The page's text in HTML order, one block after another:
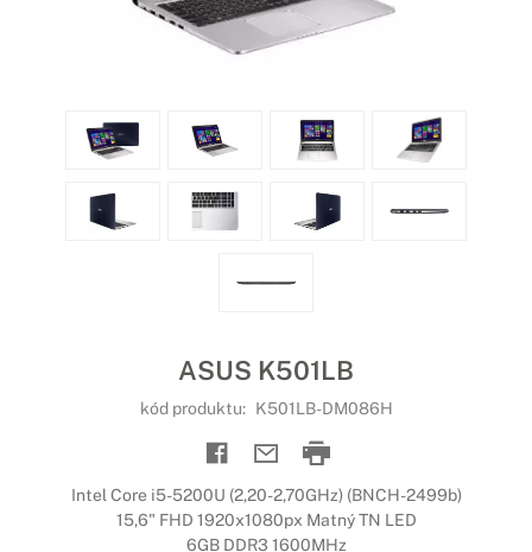
ASUS K501LB
kód produktu: K501LB-DM086H
Intel Core i5-5200U (2,20-2,70GHz) (BNCH-2499b)
15,6" FHD 1920x1080px Matný TN LED
6GB DDR3 1600MHz